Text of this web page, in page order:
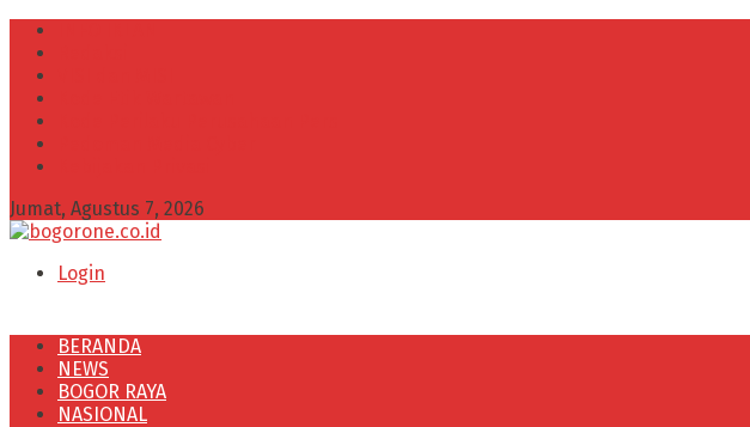
Jumat, Agustus 7, 2026
Login
BERANDA
NEWS
BOGOR RAYA
NASIONAL